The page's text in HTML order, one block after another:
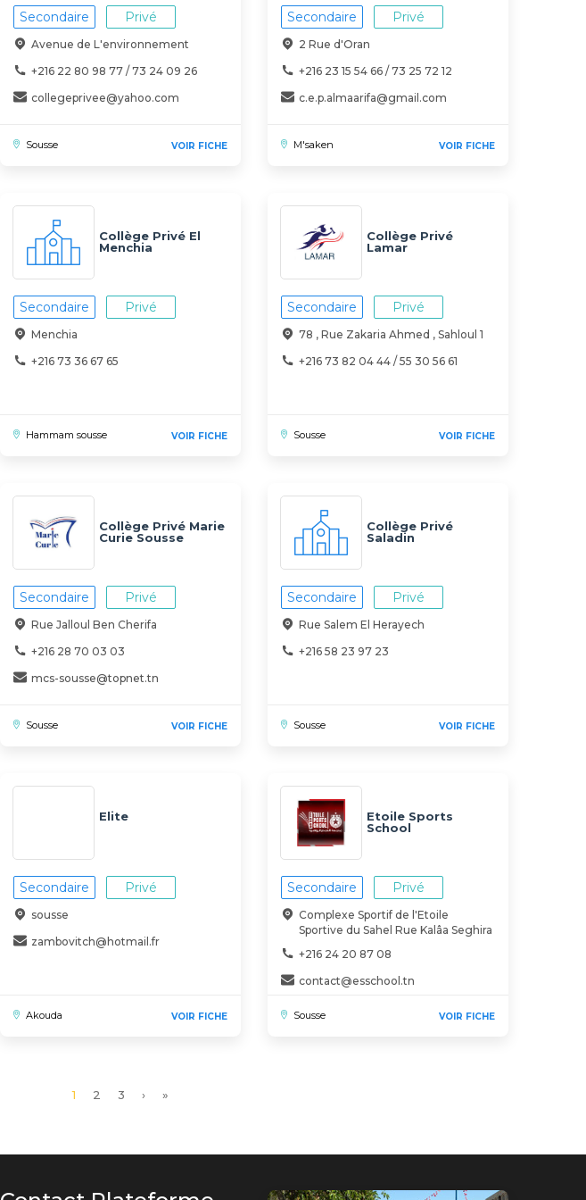
Secondaire Privé
Avenue de L'environnement
+216 22 80 98 77 / 73 24 09 26
collegeprivee@yahoo.com
Sousse VOIR FICHE
Secondaire Privé
2 Rue d'Oran
+216 23 15 54 66 / 73 25 72 12
c.e.p.almaarifa@gmail.com
M'saken VOIR FICHE
Collège Privé El
Menchia
Secondaire Privé
Menchia
+216 73 36 67 65
Hammam sousse VOIR FICHE
Collège Privé
Lamar
Secondaire Privé
78 , Rue Zakaria Ahmed , Sahloul 1
+216 73 82 04 44 / 55 30 56 61
Sousse VOIR FICHE
Collège Privé Marie
Curie Sousse
Secondaire Privé
Rue Jalloul Ben Cherifa
+216 28 70 03 03
mcs-sousse@topnet.tn
Sousse VOIR FICHE
Collège Privé
Saladin
Secondaire Privé
Rue Salem El Herayech
+216 58 23 97 23
Sousse VOIR FICHE
Elite
Secondaire Privé
sousse
zambovitch@hotmail.fr
Akouda VOIR FICHE
Etoile Sports
School
Secondaire Privé
Complexe Sportif de l'Etoile
Sportive du Sahel Rue Kalâa Seghira
+216 24 20 87 08
contact@esschool.tn
Sousse VOIR FICHE
Page
1 Page
2 Page
3
Page
›
Dernière
»